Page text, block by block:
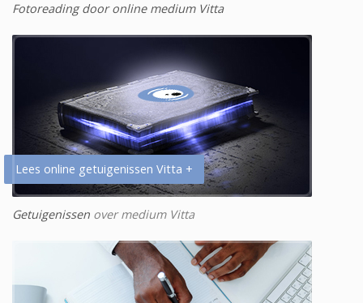
Fotoreading door online medium Vitta
Lees online getuigenissen Vitta +
Getuigenissen over medium Vitta